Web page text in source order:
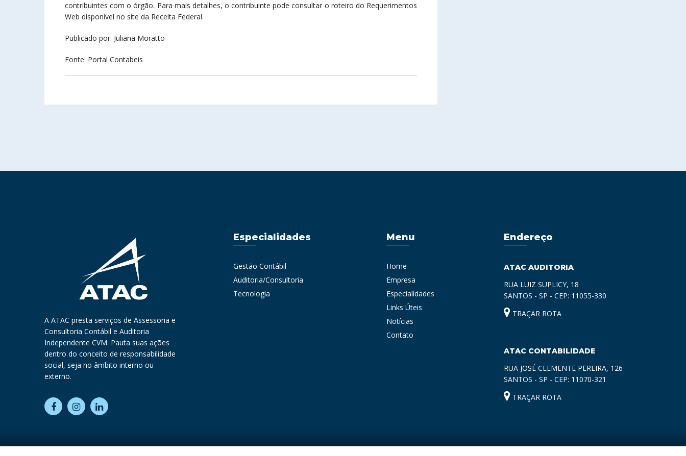
contribuintes com o órgão. Para mais detalhes, o contribuinte pode consultar o roteiro do Requerimentos
Web disponível no site da Receita Federal.
Publicado por: Juliana Moratto
Fonte: Portal Contabeis
A ATAC presta serviços de Assessoria e
Consultoria Contábil e Auditoria
Independente CVM. Pauta suas ações
dentro do conceito de responsabilidade
social, seja no âmbito interno ou
externo.
Especialidades
Gestão Contábil
Auditoria/Consultoria
Tecnologia
Menu
Home
Empresa
Especialidades
Links Úteis
Notícias
Contato
Endereço
ATAC AUDITORIA
RUA LUIZ SUPLICY, 18
SANTOS - SP - CEP: 11055-330
TRAÇAR ROTA
ATAC CONTABILIDADE
RUA JOSÉ CLEMENTE PEREIRA, 126
SANTOS - SP - CEP: 11070-321
TRAÇAR ROTA